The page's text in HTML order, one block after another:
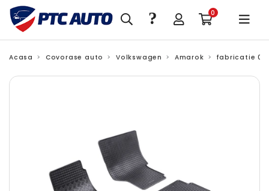
0
?
Acasa Covorase auto Volkswagen Amarok fabricatie